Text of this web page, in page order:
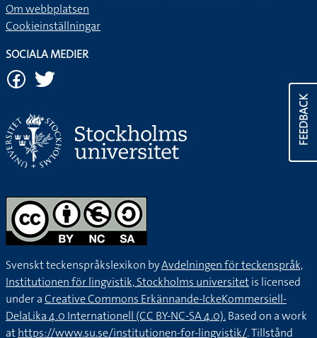
FEEDBACK
Om webbplatsen
Cookieinställningar
SOCIALA MEDIER
Svenskt teckenspråkslexikon byAvdelningen för teckenspråk,
Institutionen för lingvistik, Stockholms universitetis licensed
under aCreative Commons Erkännande-IckeKommersiell-
DelaLika 4.0 Internationell (CC BY-NC-SA 4.0).Based on a work
athttps://www.su.se/institutionen-for-lingvistik/. Tillstånd